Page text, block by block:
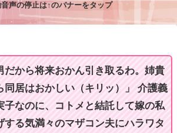
u
声の停止は↑のバナーをタップ
だから将来おかん引き取るわ。姉貴
同居はおかしい（キリッ）」 介護義
子なのに、コトメと結託して嫁の私
する気満々のマザコン夫にハラワタ